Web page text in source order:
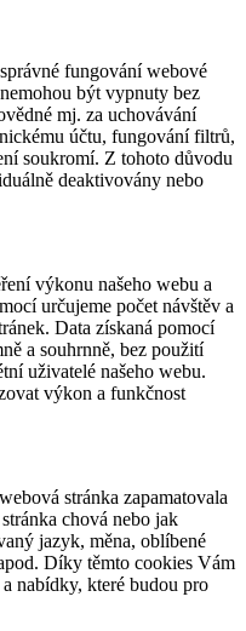
fungování webové
být vypnuty bez
mj. za uchovávání
účtu, fungování filtrů,
soukromí. Z tohoto důvodu
deaktivovány nebo
výkonu našeho webu a
určujeme počet návštěv a
Data získaná pomocí
a souhrnně, bez použití
uživatelé našeho webu.
výkon a funkčnost
stránka zapamatovala
chová nebo jak
jazyk, měna, oblíbené
Díky těmto cookies Vám
nabídky, které budou pro